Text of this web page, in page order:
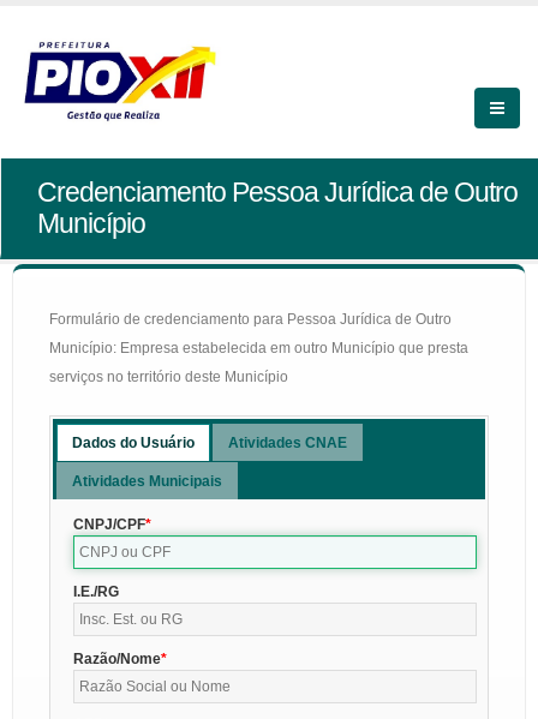
Credenciamento Pessoa Jurídica de Outro
Município
Formulário de credenciamento para Pessoa Jurídica de Outro
Município: Empresa estabelecida em outro Município que presta
serviços no território deste Município
Dados do Usuário Atividades CNAE
Atividades Municipais
CNPJ/CPF
I.E./RG
Razão/Nome